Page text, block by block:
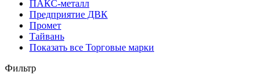
ПАКС-металл
Предприятие ДВК
Промет
Тайвань
Показать все Торговые марки
Фильтр